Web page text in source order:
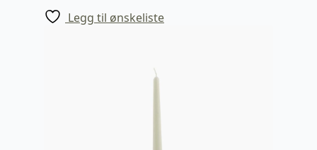
Legg til ønskeliste